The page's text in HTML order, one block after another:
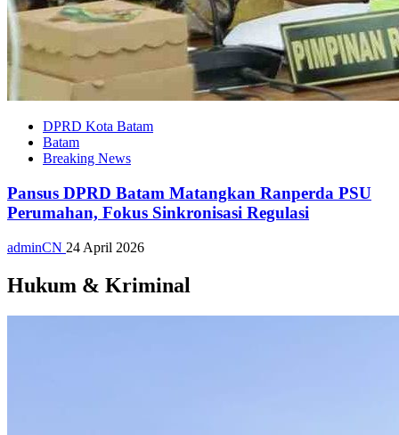
DPRD Kota Batam
Batam
Breaking News
Pansus DPRD Batam Matangkan Ranperda PSU
Perumahan, Fokus Sinkronisasi Regulasi
adminCN 24 April 2026
Hukum & Kriminal